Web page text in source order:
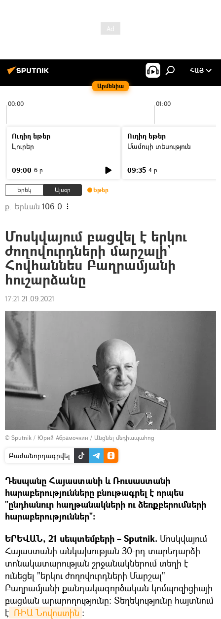
Արմենիա
ՀԱՅ
00:00 01:00
Ուղիղ եթեր
Լուրեր
09:00 6 ր
Ուղիղ եթեր
Մամուլի տեսություն
09:35 4 ր
Երեկ Այսօր Եթեր
ք. Երևան 106.0
Մոսկվայում բացվել է երկու
ժողովուրդների մարշալի`
Հովհաննես Բաղրամյանի
հուշարձանը
17:21 21.09.2021
© Sputnik / Юрий Абрамочкин / Անցնել մեդիապահոց
Բաժանորդագրվել
Դեսպանը Հայաստանի և Ռուսաստանի
հարաբերությունները բնութագրել է որպես
"ընդհանուր հաղթանակների ու ձեռքբերումների
հարաբերություններ"։
ԵՐԵՎԱՆ, 21 սեպտեմբերի – Sputnik. Մոսկվայում
Հայաստանի անկախության 30-րդ տարեդարձի
տոնակատարության շրջանակներում տեղի է
ունեցել "երկու ժողովուրդների Մարշալ"
Բաղրամյանի քանդակագործական կոմպոզիցիայի
բացման արարողությունը։ Տեղեկությունը հայտնում
է ՌԻԱ Նովոստին ։